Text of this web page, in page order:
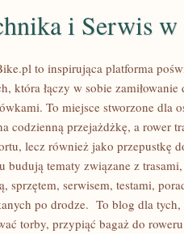
i Serwis
to inspirująca platforma
która łączy w sobie
To miejsce stworzone dla
codzienną przejażdżkę, a rower
lecz również jako przepustkę
budują tematy związane z
sprzętem, serwisem, testami,
po drodze. To blog dla
torby, przypiąć bagaż do